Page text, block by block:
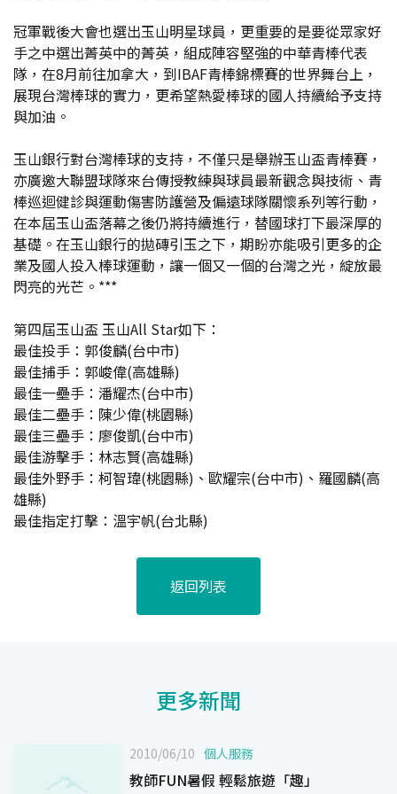
冠軍戰後大會也選出玉山明星球員，更重要的是要從眾家好
手之中選出菁英中的菁英，組成陣容堅強的中華青棒代表
隊，在8月前往加拿大，到IBAF青棒錦標賽的世界舞台上，
展現台灣棒球的實力，更希望熱愛棒球的國人持續給予支持
與加油。
玉山銀行對台灣棒球的支持，不僅只是舉辦玉山盃青棒賽，
亦廣邀大聯盟球隊來台傳授教練與球員最新觀念與技術、青
棒巡迴健診與運動傷害防護營及偏遠球隊關懷系列等行動，
在本屆玉山盃落幕之後仍將持續進行，替國球打下最深厚的
基礎。在玉山銀行的拋磚引玉之下，期盼亦能吸引更多的企
業及國人投入棒球運動，讓一個又一個的台灣之光，綻放最
閃亮的光芒。***
第四屆玉山盃 玉山All Star如下：
最佳投手：郭俊麟(台中市)
最佳捕手：郭峻偉(高雄縣)
最佳一壘手：潘耀杰(台中市)
最佳二壘手：陳少偉(桃園縣)
最佳三壘手：廖俊凱(台中市)
最佳游擊手：林志賢(高雄縣)
最佳外野手：柯智瑋(桃園縣)、歐耀宗(台中市)、羅國麟(高
雄縣)
最佳指定打擊：溫宇帆(台北縣)
返回列表
更多新聞
2010/06/10 個人服務
教師FUN暑假 輕鬆旅遊「趣」